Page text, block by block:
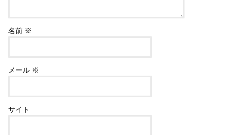
名前 ※
メール ※
サイト